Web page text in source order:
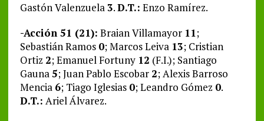
Gastón Valenzuela3.D.T.: Enzo Ramírez.
-Acción 51 (21): Braian Villamayor 11;
Sebastián Ramos 0; Marcos Leiva 13; Cristian
Ortiz 2; Emanuel Fortuny 12 (F.I.); Santiago
Gauna5; Juan Pablo Escobar 2; Alexis Barroso
Mencia 6; Tiago Iglesias 0; Leandro Gómez 0.
D.T.: Ariel Álvarez.